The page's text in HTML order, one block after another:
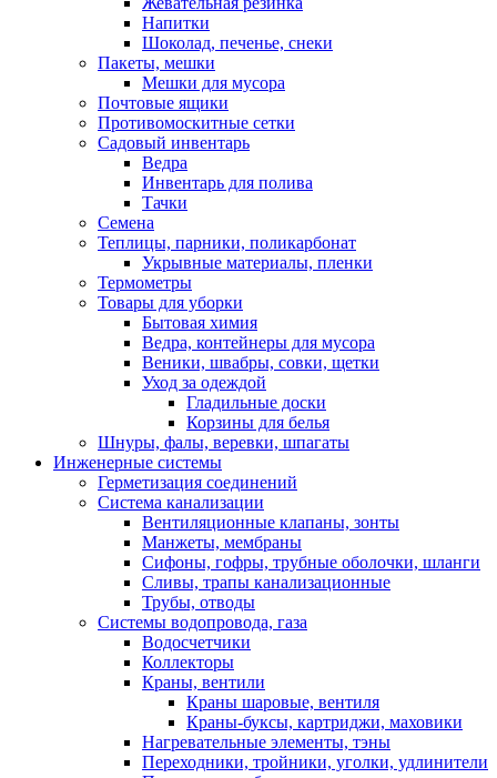
Напитки
Шоколад, печенье, снеки
Пакеты, мешки
Мешки для мусора
Почтовые ящики
Противомоскитные сетки
Садовый инвентарь
Ведра
Инвентарь для полива
Тачки
Семена
Теплицы, парники, поликарбонат
Укрывные материалы, пленки
Термометры
Товары для уборки
Бытовая химия
Ведра, контейнеры для мусора
Веники, швабры, совки, щетки
Уход за одеждой
Гладильные доски
Корзины для белья
Шнуры, фалы, веревки, шпагаты
Инженерные системы
Герметизация соединений
Система канализации
Вентиляционные клапаны, зонты
Манжеты, мембраны
Сифоны, гофры, трубные оболочки, шланги
Сливы, трапы канализационные
Трубы, отводы
Системы водопровода, газа
Водосчетчики
Коллекторы
Краны, вентили
Краны шаровые, вентиля
Краны-буксы, картриджи, маховики
Нагревательные элементы, тэны
Переходники, тройники, уголки, удлинители